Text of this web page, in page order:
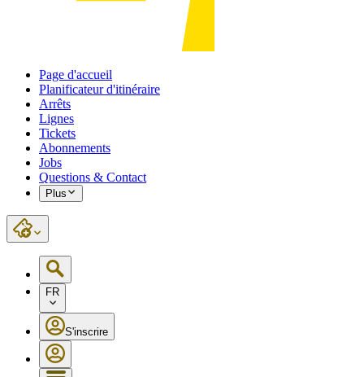
Page d'accueil
Planificateur d'itinéraire
Arrêts
Lignes
Tickets
Abonnements
Jobs
Questions & Contact
Plus
FR
S'inscrire